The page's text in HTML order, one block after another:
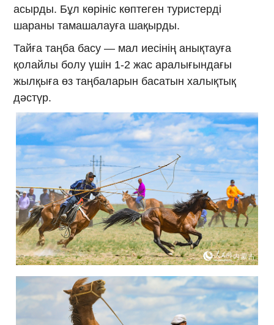
асырды. Бұл көрініс көптеген туристерді
шараны тамашалауға шақырды.
Тайға таңба басу — мал иесінің анықтауға
қолайлы болу үшін 1-2 жас аралығындағы
жылқыға өз таңбаларын басатын халықтық
дәстүр.